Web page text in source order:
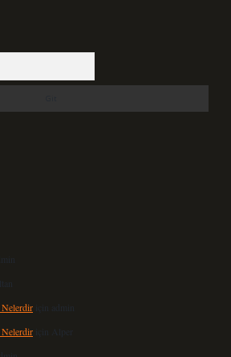
Nelerdir için
admin
Nelerdir için Alper